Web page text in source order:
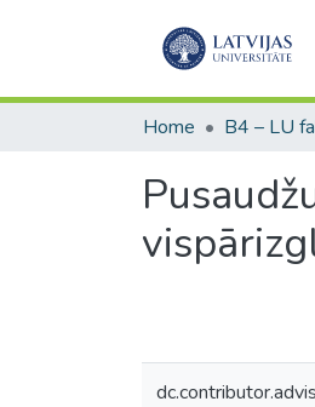
Home